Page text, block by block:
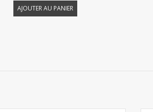
AJOUTER AU PANIER